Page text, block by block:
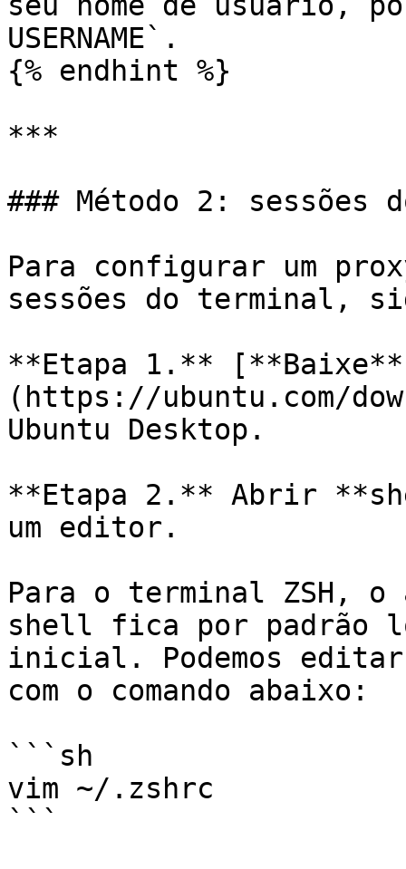
USERNAME`.
{% endhint %}
***
### Método 2: sessões
Para configurar um
sessões do terminal,
**Etapa 1.**
(https://ubuntu.com/
Ubuntu Desktop.
**Etapa 2.** Abrir
um editor.
Para o terminal ZSH, o
shell fica por padrão
inicial. Podemos
com o comando abaixo:
```sh
vim ~/.zshrc
```